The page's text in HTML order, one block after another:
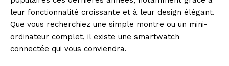
leur fonctionnalité croissante et à leur design élégant.
Que vous recherchiez une simple montre ou un mini-
ordinateur complet, il existe une smartwatch
connectée qui vous conviendra.